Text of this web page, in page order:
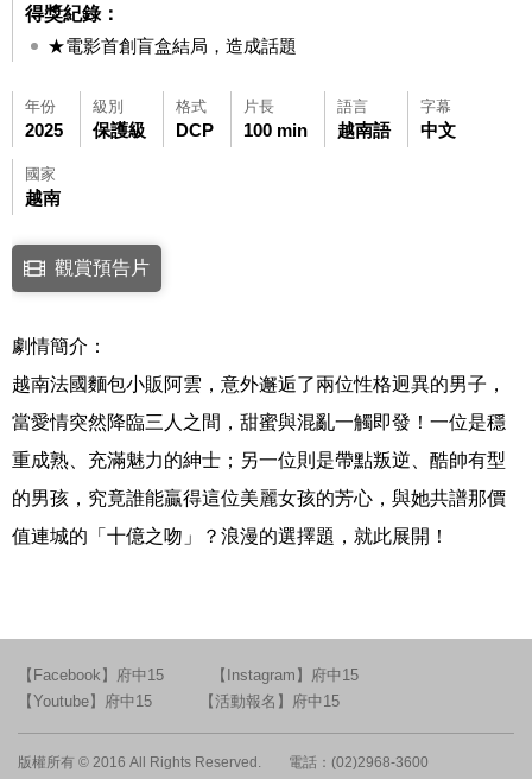
得獎紀錄：
★電影首創盲盒結局，造成話題
年份
2025
級別
保護級
格式
DCP
片長
100 min
語言
越南語
字幕
中文
國家
越南
點擊下列連結開啟視窗後，可使用鍵盤Tab鍵移至影片中央播放鍵，再
連結至Youtube網站觀看此影片(開新視窗)
觀賞預告片
劇情簡介：
越南法國麵包小販阿雲，意外邂逅了兩位性格迥異的男子，
當愛情突然降臨三人之間，甜蜜與混亂一觸即發！一位是穩
重成熟、充滿魅力的紳士；另一位則是帶點叛逆、酷帥有型
的男孩，究竟誰能贏得這位美麗女孩的芳心，與她共譜那價
值連城的「十億之吻」？浪漫的選擇題，就此展開！
【Facebook】府中15
【Instagram】府中15
【Youtube】府中15
【活動報名】府中15
版權所有 © 2016 All Rights Reserved.
電話：(02)2968-3600